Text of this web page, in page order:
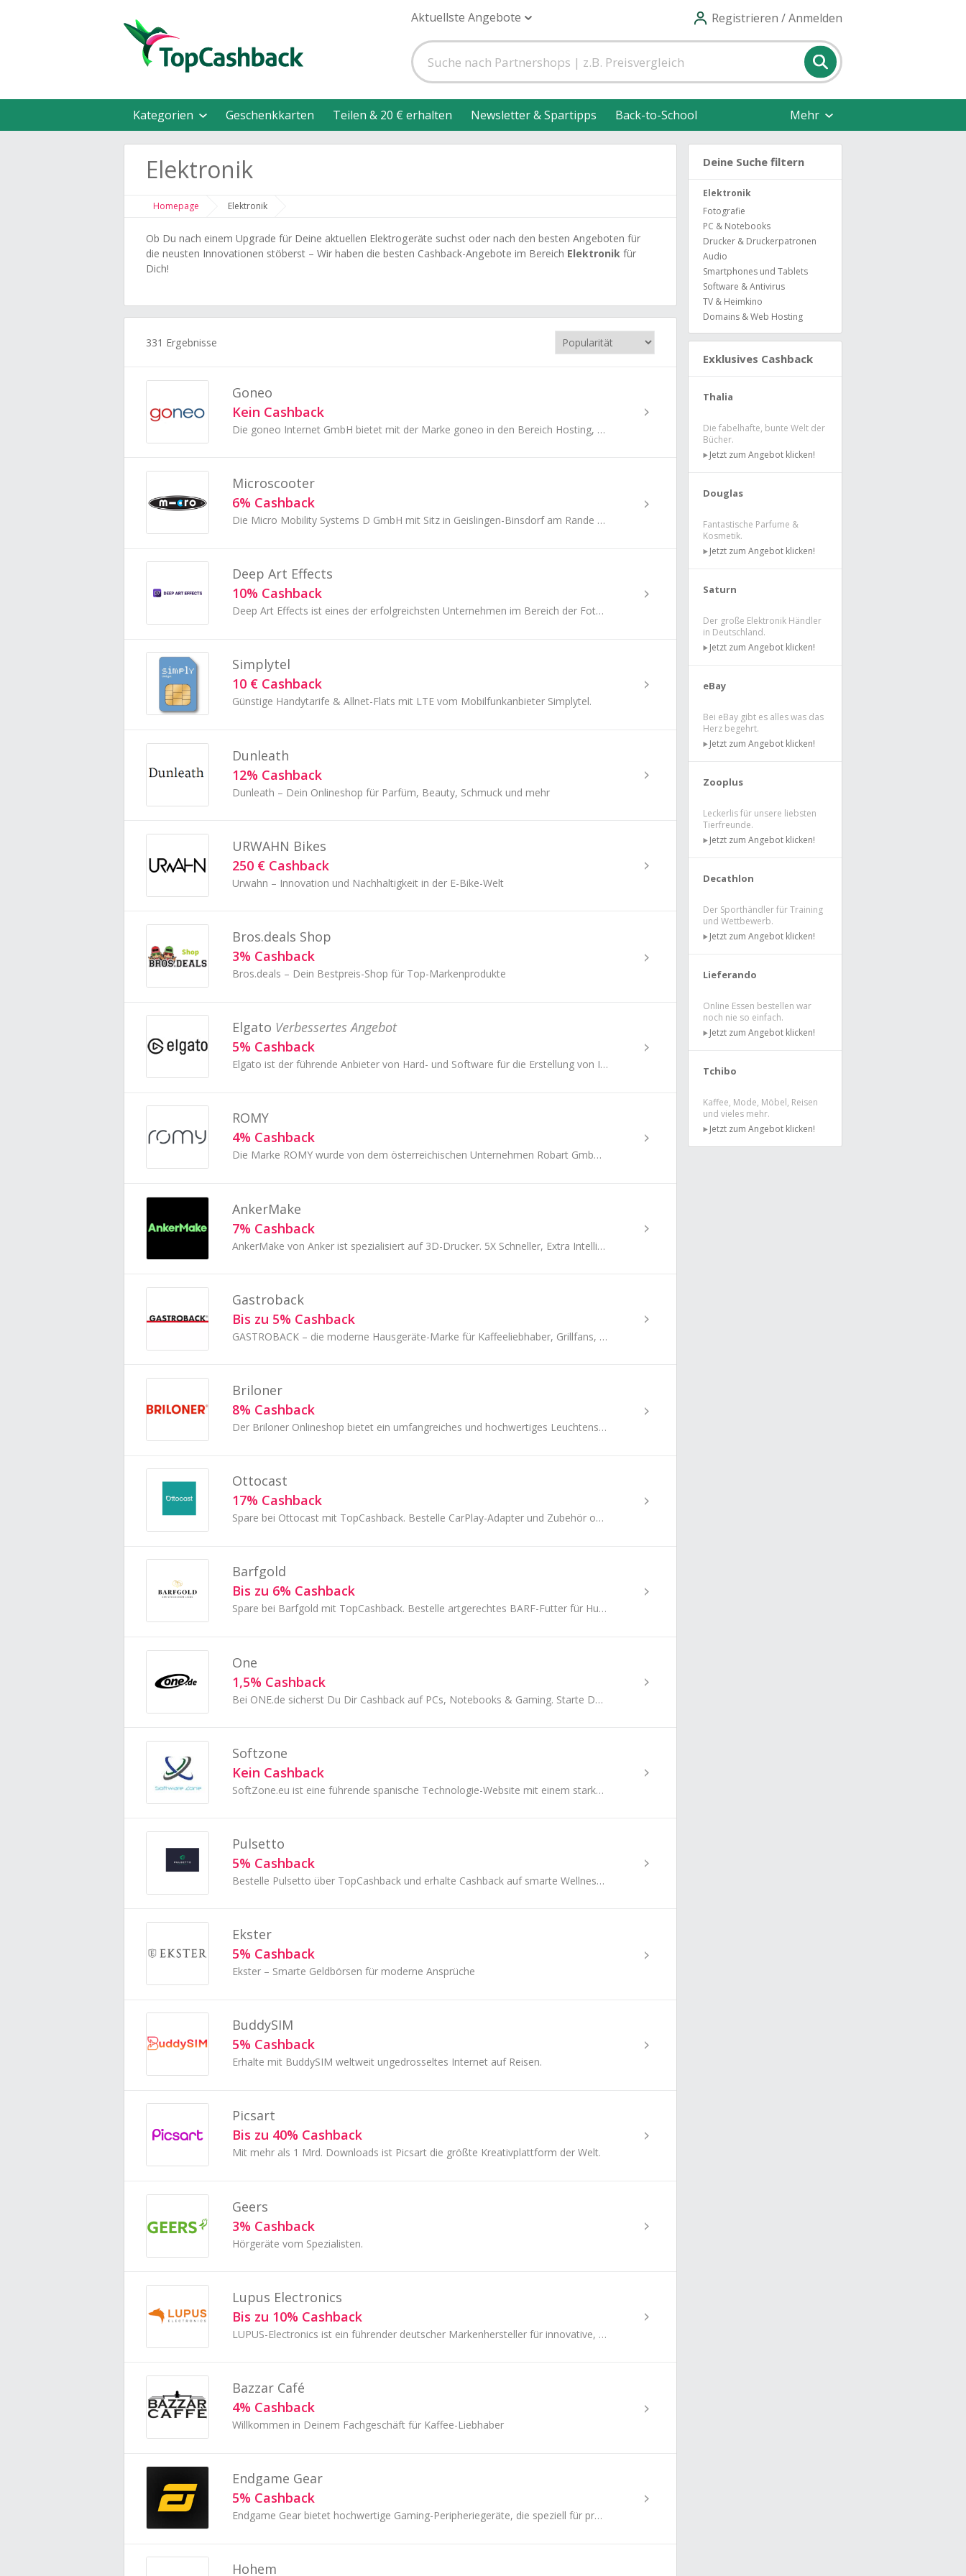
Aktuellste Angebote Registrieren / Anmelden
Kategorien Geschenkkarten Teilen & 20 € erhalten Newsletter & Spartipps Back-to-School Mehr
Elektronik
Homepage Elektronik
Ob Du nach einem Upgrade für Deine aktuellen Elektrogeräte suchst oder nach den besten Angeboten für
die neusten Innovationen stöberst – Wir haben die besten Cashback-Angebote im Bereich Elektronik für
Dich!
331 Ergebnisse
Goneo
Kein Cashback
Die goneo Internet GmbH bietet mit der Marke goneo in den Bereich Hosting, Blogs, E-Mail und Domains seit 2006 an.
Microscooter
6% Cashback
Die Micro Mobility Systems D GmbH mit Sitz in Geislingen-Binsdorf am Rande der Schwäbischen Alb vertreibt Micro®-Produkte in Deutschland und Luxemburg
Deep Art Effects
10% Cashback
Deep Art Effects ist eines der erfolgreichsten Unternehmen im Bereich der Foto- und Videobearbeitung mit künstlicher Intelligenz und tiefem Lernen...
Simplytel
10 € Cashback
Günstige Handytarife & Allnet-Flats mit LTE vom Mobilfunkanbieter Simplytel.
Dunleath
12% Cashback
Dunleath – Dein Onlineshop für Parfüm, Beauty, Schmuck und mehr
URWAHN Bikes
250 € Cashback
Urwahn – Innovation und Nachhaltigkeit in der E-Bike-Welt
Bros.deals Shop
3% Cashback
Bros.deals – Dein Bestpreis-Shop für Top-Markenprodukte
Elgato Verbessertes Angebot
5% Cashback
Elgato ist der führende Anbieter von Hard- und Software für die Erstellung von Inhalten.
ROMY
4% Cashback
Die Marke ROMY wurde von dem österreichischen Unternehmen Robart GmbH entwickelt.
AnkerMake
7% Cashback
AnkerMake von Anker ist spezialisiert auf 3D-Drucker. 5X Schneller, Extra Intelligent.
Gastroback
Bis zu 5% Cashback
GASTROBACK – die moderne Hausgeräte-Marke für Kaffeeliebhaber, Grillfans, Feinschmecker und Profi-Köche.
Briloner
8% Cashback
Der Briloner Onlineshop bietet ein umfangreiches und hochwertiges Leuchtensortiment mit über 1200 Artikeln an.
Ottocast
17% Cashback
Spare bei Ottocast mit TopCashback. Bestelle CarPlay-Adapter und Zubehör online und Dein Cashback wird automatisch im Hintergrund erfasst.
Barfgold
Bis zu 6% Cashback
Spare bei Barfgold mit TopCashback. Bestelle artgerechtes BARF-Futter für Hunde und Katzen online und Dein Cashback wird automatisch erfasst.
One
1,5% Cashback
Bei ONE.de sicherst Du Dir Cashback auf PCs, Notebooks & Gaming. Starte Deinen Einkauf über TopCashback und spare clever bei moderner Technik.
Softzone
Kein Cashback
SoftZone.eu ist eine führende spanische Technologie-Website mit einem starken Fokus auf Software, Betriebssysteme und Anwendungen.
Pulsetto
5% Cashback
Bestelle Pulsetto über TopCashback und erhalte Cashback auf smarte Wellness-Technologie – für mehr Balance, Entspannung und Ersparnis
Ekster
5% Cashback
Ekster – Smarte Geldbörsen für moderne Ansprüche
BuddySIM
5% Cashback
Erhalte mit BuddySIM weltweit ungedrosseltes Internet auf Reisen.
Picsart
Bis zu 40% Cashback
Mit mehr als 1 Mrd. Downloads ist Picsart die größte Kreativplattform der Welt.
Geers
3% Cashback
Hörgeräte vom Spezialisten.
Lupus Electronics
Bis zu 10% Cashback
LUPUS-Electronics ist ein führender deutscher Markenhersteller für innovative, leicht bedienbare Sicherheitstechnik.
Bazzar Café
4% Cashback
Willkommen in Deinem Fachgeschäft für Kaffee-Liebhaber
Endgame Gear
5% Cashback
Endgame Gear bietet hochwertige Gaming-Peripheriegeräte, die speziell für professionelle Gamer und E-Sport-Enthusiasten entwickelt wurden. Das...
Hohem
Deine Suche filtern
Elektronik
Fotografie
PC & Notebooks
Drucker & Druckerpatronen
Audio
Smartphones und Tablets
Software & Antivirus
TV & Heimkino
Domains & Web Hosting
Exklusives Cashback
Thalia
Die fabelhafte, bunte Welt der
Bücher.
Jetzt zum Angebot klicken!
Douglas
Fantastische Parfume &
Kosmetik.
Jetzt zum Angebot klicken!
Saturn
Der große Elektronik Händler
in Deutschland.
Jetzt zum Angebot klicken!
eBay
Bei eBay gibt es alles was das
Herz begehrt.
Jetzt zum Angebot klicken!
Zooplus
Leckerlis für unsere liebsten
Tierfreunde.
Jetzt zum Angebot klicken!
Decathlon
Der Sporthändler für Training
und Wettbewerb.
Jetzt zum Angebot klicken!
Lieferando
Online Essen bestellen war
noch nie so einfach.
Jetzt zum Angebot klicken!
Tchibo
Kaffee, Mode, Möbel, Reisen
und vieles mehr.
Jetzt zum Angebot klicken!